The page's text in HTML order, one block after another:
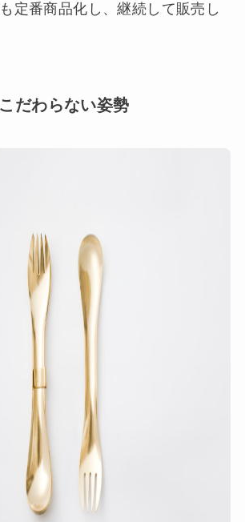
定番商品化し、継続して販売し
だわらない姿勢